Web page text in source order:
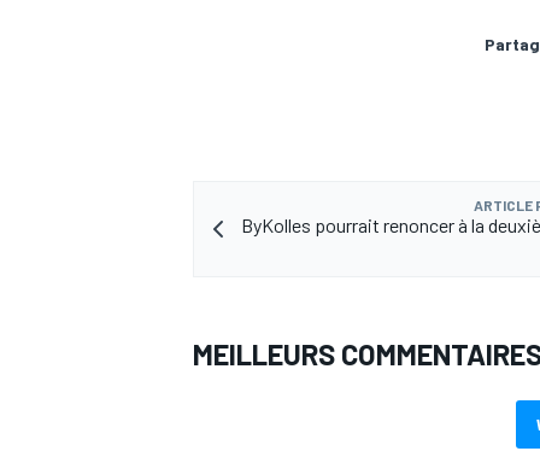
ARTICLE
ByKolles pourrait renoncer à la
MEILLEURS